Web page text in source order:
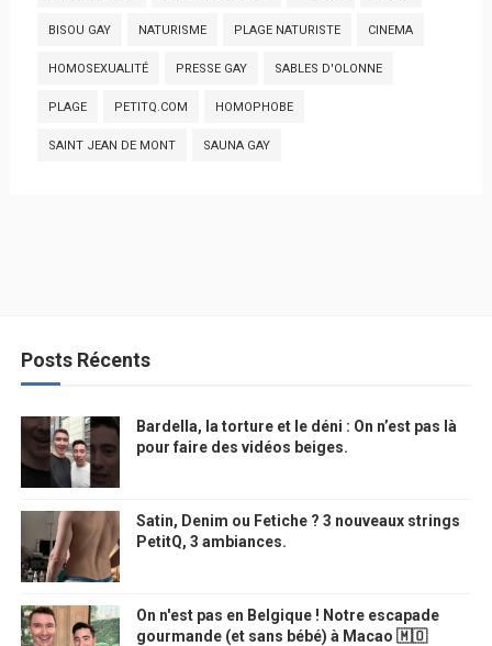
BISOU GAY NATURISME PLAGE NATURISTE CINEMA
HOMOSEXUALITÉ PRESSE GAY SABLES D'OLONNE
PLAGE PETITQ.COM HOMOPHOBE
SAINT JEAN DE MONT SAUNA GAY
Posts Récents
Bardella, la torture et le déni : On n’est pas là
pour faire des vidéos beiges.
Satin, Denim ou Fetiche ? 3 nouveaux strings
PetitQ, 3 ambiances.
On n'est pas en Belgique ! Notre escapade
gourmande (et sans bébé) à Macao 🇲🇴